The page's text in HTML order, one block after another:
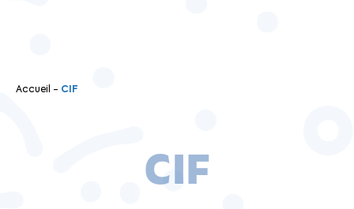
Accueil - CIF
CIF